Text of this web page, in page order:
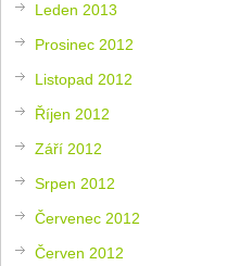
Leden 2013
Prosinec 2012
Listopad 2012
Říjen 2012
Září 2012
Srpen 2012
Červenec 2012
Červen 2012